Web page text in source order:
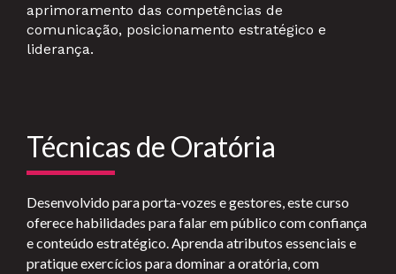
aprimoramento das competências de
comunicação, posicionamento estratégico e
liderança.
Técnicas de Oratória
Desenvolvido para porta-vozes e gestores, este curso
oferece habilidades para falar em público com confiança
e conteúdo estratégico. Aprenda atributos essenciais e
pratique exercícios para dominar a oratória, com